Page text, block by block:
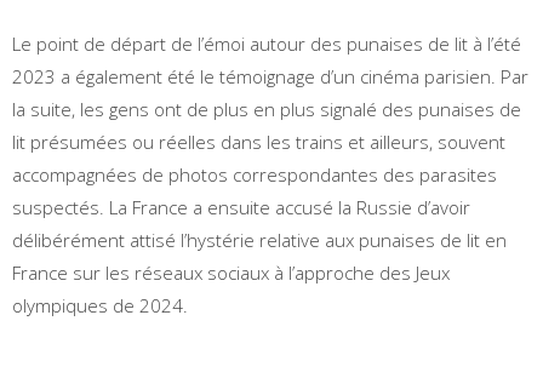
Le point de départ de l’émoi autour des punaises de lit à l’été
2023 a également été le témoignage d’un cinéma parisien. Par
la suite, les gens ont de plus en plus signalé des punaises de
lit présumées ou réelles dans les trains et ailleurs, souvent
accompagnées de photos correspondantes des parasites
suspectés. La France a ensuite accusé la Russie d’avoir
délibérément attisé l’hystérie relative aux punaises de lit en
France sur les réseaux sociaux à l’approche des Jeux
olympiques de 2024.